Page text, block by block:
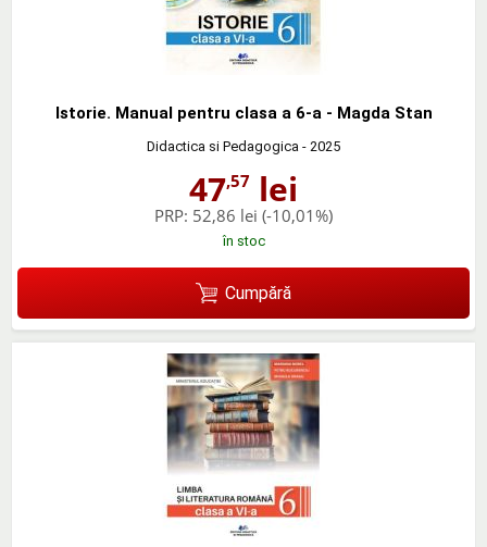
Istorie. Manual pentru clasa a 6-a - Magda Stan
Didactica si Pedagogica - 2025
47,57 lei
PRP: 52,86 lei (-10,01%)
în stoc
Cumpără